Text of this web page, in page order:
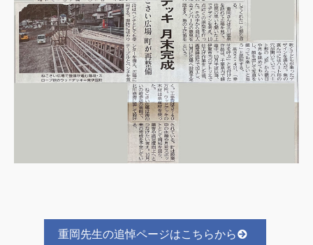
重岡先生の追悼ページはこちらから